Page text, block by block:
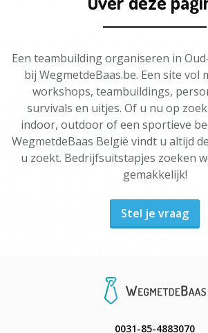
Een teambuilding organiseren in
bij WegmetdeBaas.be. Een site vol
workshops, teambuildings,
survivals en uitjes. Of u nu op
indoor, outdoor of een sportieve
WegmetdeBaas België vindt u altijd
u zoekt. Bedrijfsuitstapjes zoeken
gemakkelijk!
Stel je vraag
0031-85-4883070